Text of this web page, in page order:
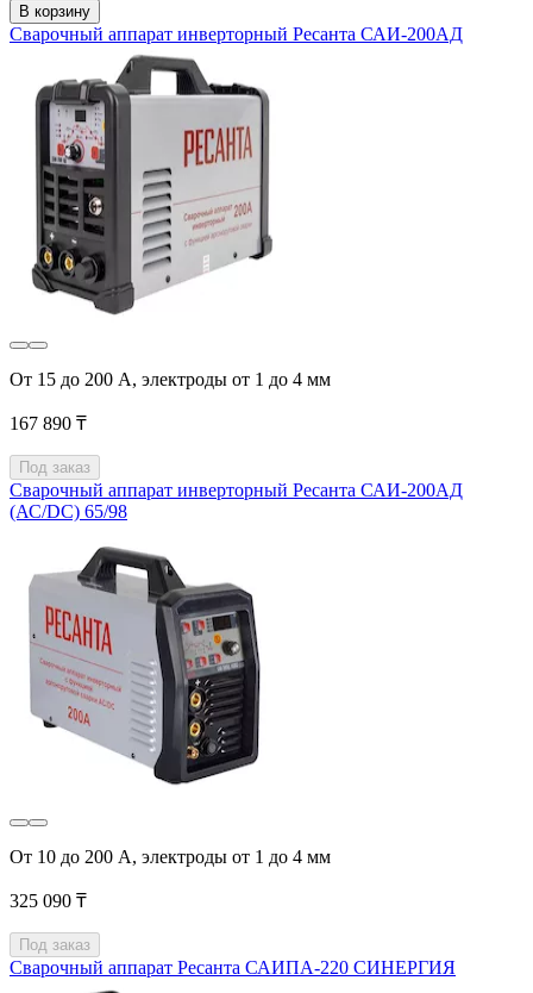
В корзину
Сварочный аппарат инверторный Ресанта САИ-200АД
От 15 до 200 А, электроды от 1 до 4 мм
167 890 ₸
Под заказ
Сварочный аппарат инверторный Ресанта САИ-200АД
(АС/DC) 65/98
От 10 до 200 А, электроды от 1 до 4 мм
325 090 ₸
Под заказ
Сварочный аппарат Ресанта САИПА-220 СИНЕРГИЯ